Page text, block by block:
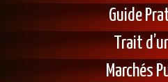
Guide
Trait
Marchés